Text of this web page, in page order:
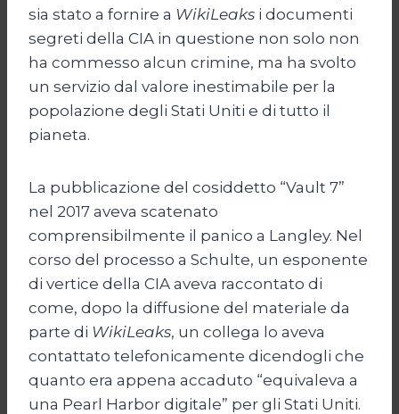
sia stato a fornire a WikiLeaks i documenti
segreti della CIA in questione non solo non
ha commesso alcun crimine, ma ha svolto
un servizio dal valore inestimabile per la
popolazione degli Stati Uniti e di tutto il
pianeta.
La pubblicazione del cosiddetto “Vault 7”
nel 2017 aveva scatenato
comprensibilmente il panico a Langley. Nel
corso del processo a Schulte, un esponente
di vertice della CIA aveva raccontato di
come, dopo la diffusione del materiale da
parte di WikiLeaks, un collega lo aveva
contattato telefonicamente dicendogli che
quanto era appena accaduto “equivaleva a
una Pearl Harbor digitale” per gli Stati Uniti.